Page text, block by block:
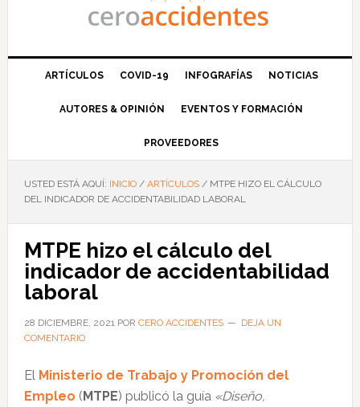
ARTÍCULOS COVID-19 INFOGRAFÍAS NOTICIAS
AUTORES & OPINIÓN EVENTOS Y FORMACIÓN
PROVEEDORES
USTED ESTÁ AQUÍ: INICIO / ARTÍCULOS /MTPE HIZO EL CÁLCULO
DEL INDICADOR DE ACCIDENTABILIDAD LABORAL
MTPE hizo el cálculo del
indicador de accidentabilidad
laboral
28 DICIEMBRE, 2021POR CERO ACCIDENTES
DEJA UN
COMENTARIO
El Ministerio de Trabajo y Promoción del
Empleo (MTPE) publicó la guía «Diseño,